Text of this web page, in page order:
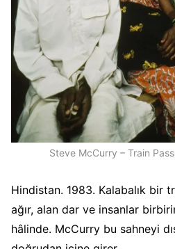
Steve McCurry – Train
Hindistan. 1983. Kalabalık bir
ağır, alan dar ve insanlar
hâlinde. McCurry bu sahneyi